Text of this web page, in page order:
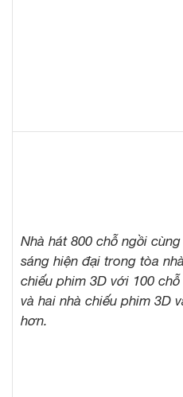
Nhà hát 800 chỗ ngồi
sáng hiện đại trong tòa
chiếu phim 3D với 100
và hai nhà chiếu phim 3D
hơn.